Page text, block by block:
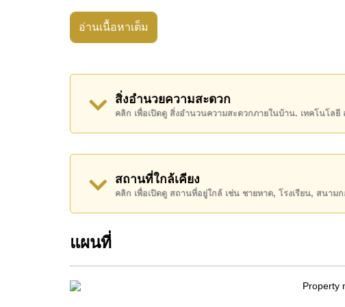
Panya Resort Condo | Crystal Bay Golf Club มีสิ่งอำน
รปภ.24ชม.
อสังหาริมทรัพย์นี้มีไว้สำหรับขายในราคา ฿ 25,000,000 บ
โฉนดที่ดินของอสังหาริมทรัพย์นี้อยู่ภายใต้กรรมสิทธิ์ ชื่อต่
ค้นพบโอกาสในการทำให้ที่อยู่อาศัยนี้เป็นบ้านในฝันของคุ
ติดต่อ Cornerstone Real Estate โทร +6638411250 หรือ
อ่านเนื้อหาเต็ม
สิ่งอำนวยความสะดวก
คลิก เพื่อเปิดดู สิ่งอำนวนความสะดวกภายในบ้าน. เทคโนโล
สถานที่ใกล้เคียง
คลิก เพื่อเปิดดู สถานที่อยู่ใกล้ เช่น ชายหาด, โรงเรียน, สนา
แผนที่